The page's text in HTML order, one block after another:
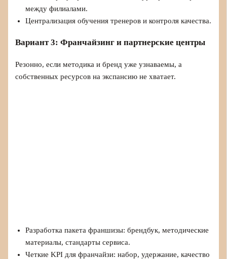
между филиалами.
Централизация обучения тренеров и контроля качества.
Вариант 3: Франчайзинг и партнерские центры
Резонно, если методика и бренд уже узнаваемы, а
собственных ресурсов на экспансию не хватает.
Разработка пакета франшизы: брендбук, методические
материалы, стандарты сервиса.
Четкие KPI для франчайзи: набор, удержание, качество